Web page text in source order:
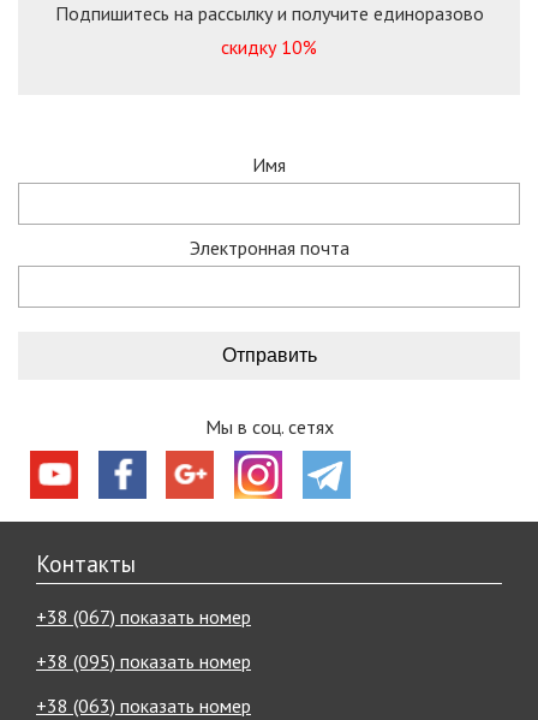
Подпишитесь на рассылку и получите единоразово
скидку 10%
Имя
Электронная почта
Мы в соц. сетях
Контакты
+38 (067) показать номер
+38 (095) показать номер
+38 (063) показать номер